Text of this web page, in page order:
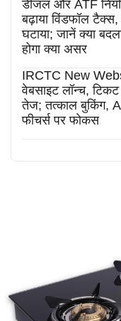
डीजल और ATF
बढ़ाया विंडफॉल टैक्स,
घटाया; जानें क्या
होगा क्या असर
IRCTC New
वेबसाइट लॉन्च,
तेज; तत्काल बुकिंग,
फीचर्स पर फोकस